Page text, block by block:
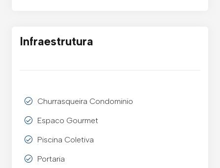
Infraestrutura
Churrasqueira Condominio
Espaco Gourmet
Piscina Coletiva
Portaria